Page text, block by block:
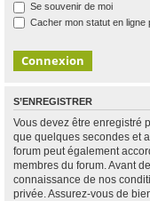
Se souvenir de moi
Cacher mon statut en ligne
S’ENREGISTRER
Vous devez être enregistré
que quelques secondes et
forum peut également
membres du forum. Avant
connaissance de nos
privée. Assurez-vous de